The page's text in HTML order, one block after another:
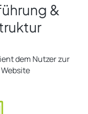
&
dem Nutzer zur